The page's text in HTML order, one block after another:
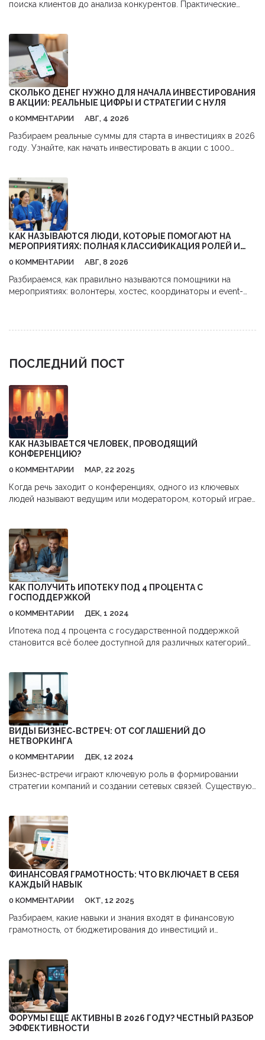
поиска клиентов до анализа конкурентов. Практические
СКОЛЬКО ДЕНЕГ НУЖНО ДЛЯ НАЧАЛА ИНВЕСТИРОВАНИЯ
В АКЦИИ: РЕАЛЬНЫЕ ЦИФРЫ И СТРАТЕГИИ С НУЛЯ
0 КОММЕНТАРИИ АВГ, 4 2026
Разбираем реальные суммы для старта в инвестициях в 2026
году. Узнайте, как начать инвестировать в акции с 1000
КАК НАЗЫВАЮТСЯ ЛЮДИ, КОТОРЫЕ ПОМОГАЮТ НА
МЕРОПРИЯТИЯХ: ПОЛНАЯ КЛАССИФИКАЦИЯ РОЛЕЙ И
0 КОММЕНТАРИИ АВГ, 8 2026
Разбираемся, как правильно называются помощники на
мероприятиях: волонтеры, хостес, координаторы и event-
ПОСЛЕДНИЙ ПОСТ
КАК НАЗЫВАЕТСЯ ЧЕЛОВЕК, ПРОВОДЯЩИЙ
КОНФЕРЕНЦИЮ?
0 КОММЕНТАРИИ МАР, 22 2025
Когда речь заходит о конференциях, одного из ключевых
людей называют ведущим или модератором, который играет
способствуют активному обмену идеями и помогают
участникам чувствовать себя вовлеченными. В статье
рассмотрим, какие задачи и навыки важны для этой роли, а
также поделимся интересными фактами об этой профессии.
Понимание роли ведущего может значительно улучшить
ваше мероприятие и обеспечить его успех.
КАК ПОЛУЧИТЬ ИПОТЕКУ ПОД 4 ПРОЦЕНТА С
ГОСПОДДЕРЖКОЙ
0 КОММЕНТАРИИ ДЕК, 1 2024
Ипотека под 4 процента с государственной поддержкой
становится всё более доступной для различных категорий
также какие документы нужно подготовить. Узнайте, как
правильно выбрать программу и какие шаги предпринять для
одобрения заявки. Это поможет избежать неожиданных
трудностей и сэкономить время при оформлении.
ВИДЫ БИЗНЕС-ВСТРЕЧ: ОТ СОГЛАШЕНИЙ ДО
НЕТВОРКИНГА
0 КОММЕНТАРИИ ДЕК, 12 2024
Бизнес-встречи играют ключевую роль в формировании
стратегии компаний и создании сетевых связей. Существуют
встреча имеет свою специфику и требует отдельного
подхода и подготовки. Изучение разных форматов встреч
помогает бизнесменам эффективнее достигать своих целей.
В статье рассматриваются наиболее распространённые
виды встреч и даются практические советы по их
организации.
ФИНАНСОВАЯ ГРАМОТНОСТЬ: ЧТО ВКЛЮЧАЕТ В СЕБЯ
КАЖДЫЙ НАВЫК
0 КОММЕНТАРИИ ОКТ, 12 2025
Разбираем, какие навыки и знания входят в финансовую
грамотность, от бюджетирования до инвестиций и
ФОРУМЫ ЕЩЕ АКТИВНЫ В 2026 ГОДУ? ЧЕСТНЫЙ РАЗБОР
ЭФФЕКТИВНОСТИ